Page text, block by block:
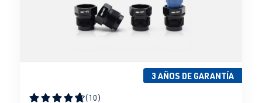
3 AÑOS DE GARANTÍA
(10)